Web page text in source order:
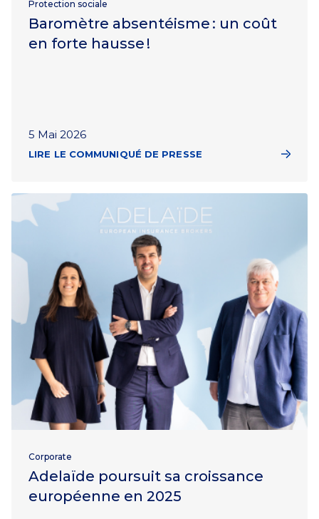
Protection sociale
Baromètre absentéisme : un coût
en forte hausse !
5 Mai 2026
LIRE LE COMMUNIQUÉ DE PRESSE
Corporate
Adelaïde poursuit sa croissance
européenne en 2025